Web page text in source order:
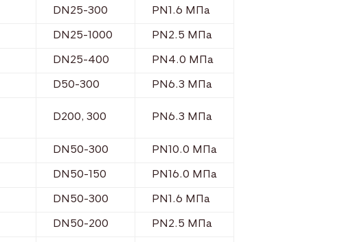
DN25-300 PN1.6 МПа
DN25-1000 PN2.5 МПа
DN25-400 PN4.0 МПа
D50-300 PN6.3 МПа
D200, 300 PN6.3 МПа
DN50-300 PN10.0 МПа
DN50-150 PN16.0 МПа
DN50-300 PN1.6 МПа
DN50-200 PN2.5 МПа